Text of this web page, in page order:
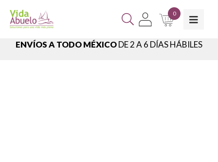
0
ENVÍOS A TODO MÉXICODE 2 A 6 DÍAS HÁBILES